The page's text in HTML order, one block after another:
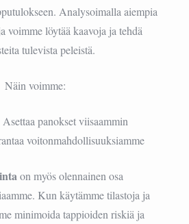
Analysoimalla aiempia
voimme löytää kaavoja ja tehdä
tulevista peleistä.
Näin voimme:
Asettaa panokset viisaammin
voitonmahdollisuuksiamme
on myös olennainen osa
Kun käytämme tilastoja ja
minimoida tappioiden riskiä ja